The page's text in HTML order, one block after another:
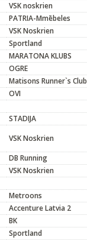
VSK noskrien
PATRIA-Mmēbeles
VSK Noskrien
Sportland
MARATONA KLUBS
OGRE
Matisons Runner`s Club
OVI
STADIJA
VSK Noskrien
DB Running
VSK Noskrien
Metroons
Accenture Latvia 2
BK
Sportland